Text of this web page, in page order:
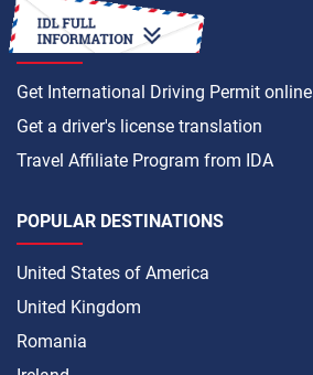
HOW TO
Get International Driving Permit online
Get a driver's license translation
Travel Affiliate Program from IDA
POPULAR DESTINATIONS
United States of America
United Kingdom
Romania